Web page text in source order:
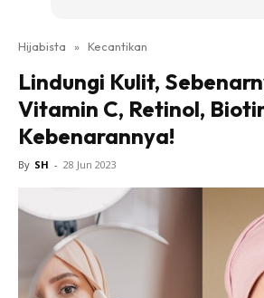
Hijabista » Kecantikan
Lindungi Kulit,
Vitamin C, Retinol,
Kebenarannya!
By SH - 28 Jun 2023